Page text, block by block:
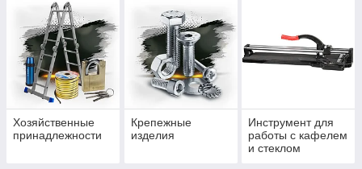
Хозяйственные
принадлежности
Крепежные
изделия
Инструмент для
работы с кафелем
и стеклом